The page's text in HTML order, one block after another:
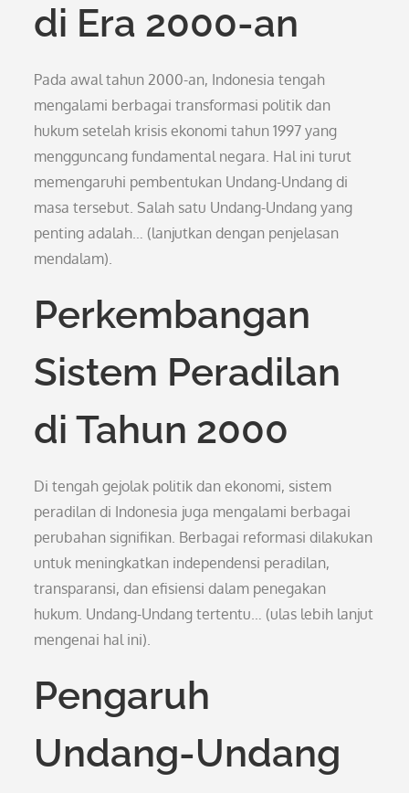
di Era 2000-an
Pada awal tahun 2000-an, Indonesia tengah
mengalami berbagai transformasi politik dan
hukum setelah krisis ekonomi tahun 1997 yang
mengguncang fundamental negara. Hal ini turut
memengaruhi pembentukan Undang-Undang di
masa tersebut. Salah satu Undang-Undang yang
penting adalah… (lanjutkan dengan penjelasan
mendalam).
Perkembangan
Sistem Peradilan
di Tahun 2000
Di tengah gejolak politik dan ekonomi, sistem
peradilan di Indonesia juga mengalami berbagai
perubahan signifikan. Berbagai reformasi dilakukan
untuk meningkatkan independensi peradilan,
transparansi, dan efisiensi dalam penegakan
hukum. Undang-Undang tertentu… (ulas lebih lanjut
mengenai hal ini).
Pengaruh
Undang-Undang